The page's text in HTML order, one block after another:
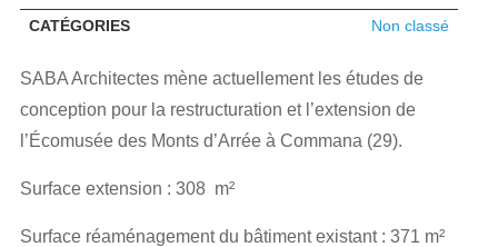
CATÉGORIES Non classé
SABA Architectes mène actuellement les études de
conception pour la restructuration et l’extension de
l’Écomusée des Monts d’Arrée à Commana (29).
Surface extension : 308 m²
Surface réaménagement du bâtiment existant : 371 m²